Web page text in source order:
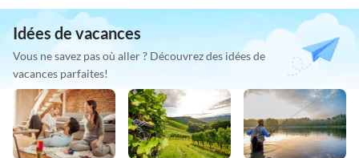
Idées de vacances
Vous ne savez pas où aller ? Découvrez des idées de
vacances parfaites!